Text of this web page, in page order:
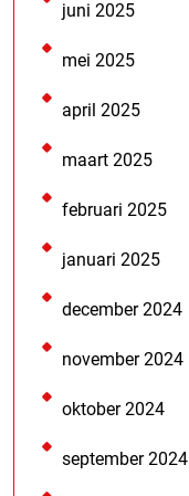
juni 2025
mei 2025
april 2025
maart 2025
februari 2025
januari 2025
december 2024
november 2024
oktober 2024
september 2024